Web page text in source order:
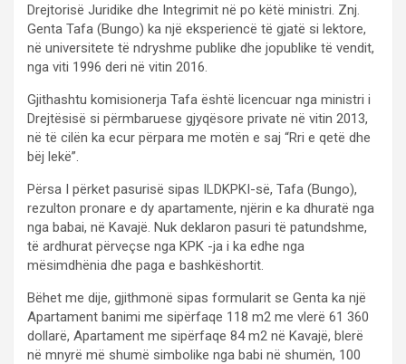
Drejtorisë Juridike dhe Integrimit në po këtë ministri. Znj.
Genta Tafa (Bungo) ka një eksperiencë të gjatë si lektore,
në universitete të ndryshme publike dhe jopublike të vendit,
nga viti 1996 deri në vitin 2016.
Gjithashtu komisionerja Tafa është licencuar nga ministri i
Drejtësisë si përmbaruese gjyqësore private në vitin 2013,
në të cilën ka ecur përpara me motën e saj “Rri e qetë dhe
bëj lekë”.
Përsa I përket pasurisë sipas ILDKPKI-së, Tafa (Bungo),
rezulton pronare e dy apartamente, njërin e ka dhuratë nga
nga babai, në Kavajë. Nuk deklaron pasuri të patundshme,
të ardhurat përveçse nga KPK -ja i ka edhe nga
mësimdhënia dhe paga e bashkëshortit.
Bëhet me dije, gjithmonë sipas formularit se Genta ka një
Apartament banimi me sipërfaqe 118 m2 me vlerë 61 360
dollarë, Apartament me sipërfaqe 84 m2 në Kavajë, blerë
në mnyrë më shumë simbolike nga babi në shumën, 100